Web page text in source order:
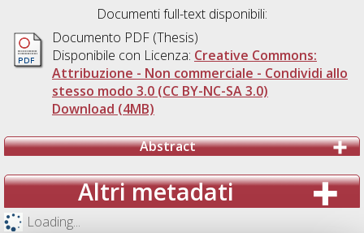
Documenti full-text disponibili:
Documento PDF (Thesis)
Disponibile con Licenza: Creative Commons:
Attribuzione - Non commerciale - Condividi allo
stesso modo 3.0 (CC BY-NC-SA 3.0)
Download (4MB)
Abstract
Altri metadati
Loading...